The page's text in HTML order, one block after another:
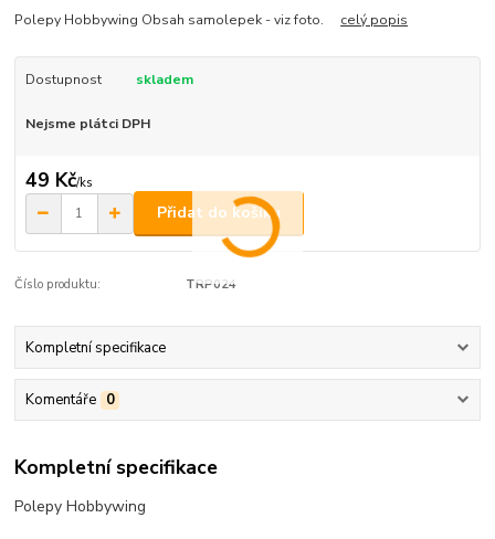
Polepy Hobbywing Obsah samolepek - viz foto. celý popis
Dostupnost skladem
Nejsme plátci DPH
49 Kč/ks
Přidat do košíku
Číslo produktu: TRP024
Kompletní specifikace
Komentáře 0
Kompletní specifikace
Polepy Hobbywing